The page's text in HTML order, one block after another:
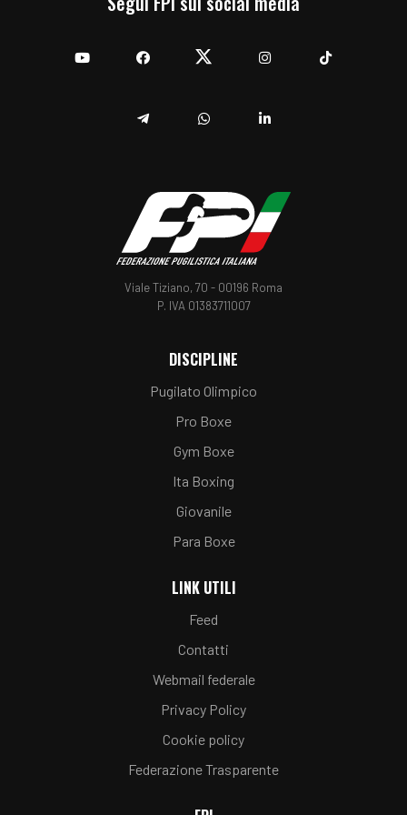
Viale Tiziano, 70 - 00196 Roma
P. IVA 01383711007
DISCIPLINE
Pugilato Olimpico
Pro Boxe
Gym Boxe
Ita Boxing
Giovanile
Para Boxe
LINK UTILI
Feed
Contatti
Webmail federale
Privacy Policy
Cookie policy
Federazione Trasparente